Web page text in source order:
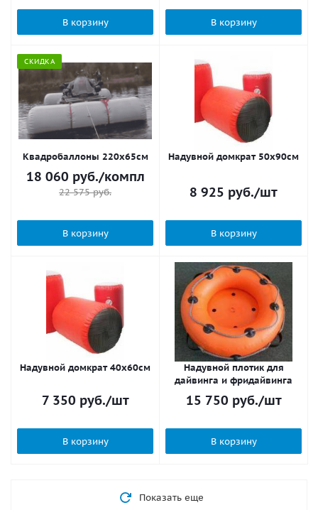
В корзину В корзину
СКИДКА
Квадробаллоны 220х65см
18 060 руб./компл
22 575руб.
В корзину
Надувной домкрат 50х90см
8 925 руб./шт
В корзину
Надувной домкрат 40х60см
7 350 руб./шт
В корзину
Надувной плотик для
дайвинга и фридайвинга
15 750 руб./шт
В корзину
Показать еще